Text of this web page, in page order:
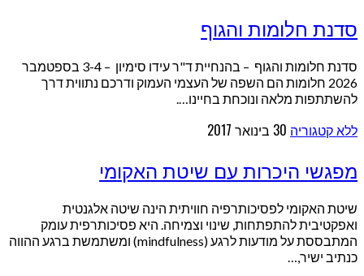
סדנת חלומות והגוף
סדנת חלומות והגוף – בהנחיית ד"ר עידו סימיון – 3-4 בספטמבר
2026 חלומות הם השפה של העצמי העמוק ודרכם נתווית דרך
להשתתפות מלאה ונוכחת בחיינו….
ללא קטגוריה 30 בינואר 2017
מפגשי היכרות עם שיטת האקומי
שיטת האקומי לפסיכותרפיה חוויתית הינה שיטה אלגנטית
ואפקטיבית להתפתחות, שינוי וצמיחה. היא פסיכותרפית עומק
המתבססת על מודעות לרגע (mindfulness) ומשתמשת ברגע ההווה
כנתיב ישיר,…